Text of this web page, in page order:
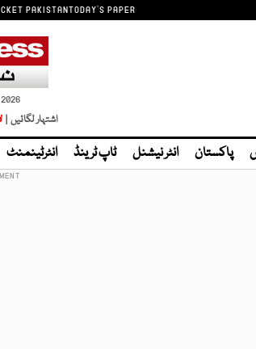
PAKISTANTODAY'S PAPER
2026
اشتہار لگائیں |
پاکستان انٹر نیشنل ٹاپ ٹرینڈ انٹرٹینمنٹ